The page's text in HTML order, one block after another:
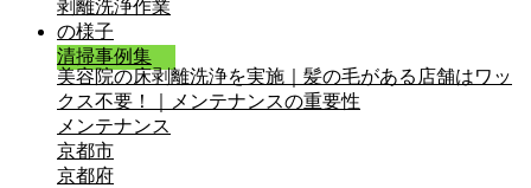
清掃事例集
美容院の床剥離洗浄を実施｜髪の毛がある店舗はワッ
クス不要！｜メンテナンスの重要性
メンテナンス
京都市
京都府